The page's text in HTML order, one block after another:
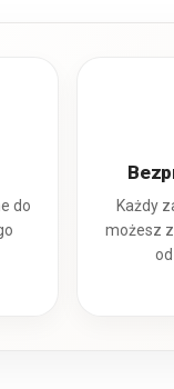
do
Każdy
możesz